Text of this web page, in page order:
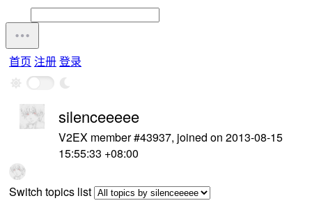
首页 注册登录
silenceeeee
V2EX member #43937, joined on 2013-08-15
15:55:33 +08:00
Switch topics list